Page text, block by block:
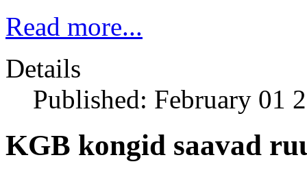
Read more...
Details
Published: February 01
KGB kongid saavad